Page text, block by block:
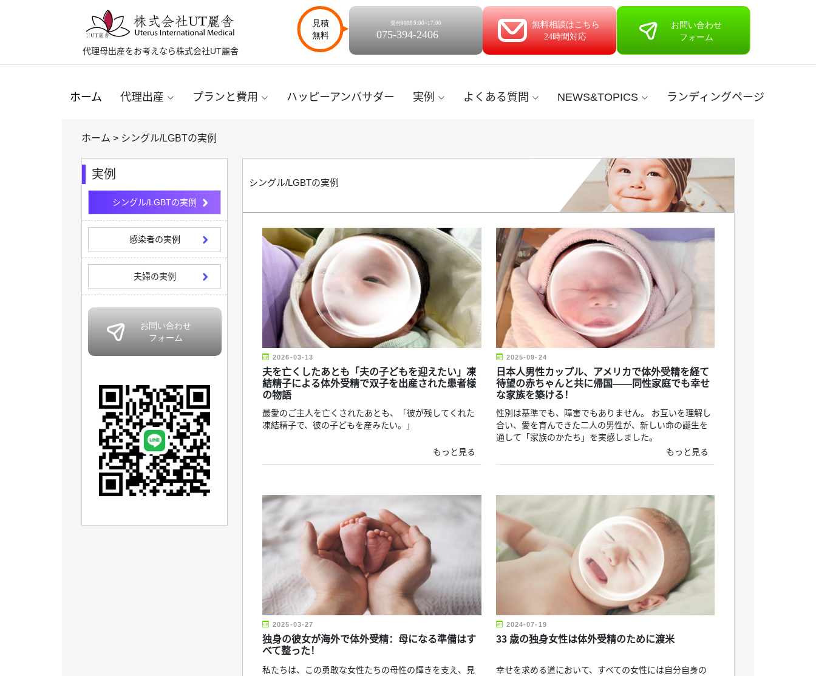
代理母出産をお考えなら株式会社UT麗舎
ホーム 代理出産 プランと費用 ハッピーアンバサダー 実例 よくある質問 NEWS&TOPICS ランディングページ
ホーム > シングル/LGBTの実例
実例
シングル/LGBTの実例
感染者の実例
夫婦の実例
シングル/LGBTの実例
2026-03-13
夫を亡くしたあとも「夫の子どもを迎えたい」凍
結精子による体外受精で双子を出産された患者様
の物語
最愛のご主人を亡くされたあとも、「彼が残してくれた
凍結精子で、彼の子どもを産みたい。」
もっと見る
2025-09-24
日本人男性カップル、アメリカで体外受精を経て
待望の赤ちゃんと共に帰国——同性家庭でも幸せ
な家族を築ける！
性別は基準でも、障害でもありません。 お互いを理解し
合い、愛を育んできた二人の男性が、新しい命の誕生を
通して「家族のかたち」を実感しました。
もっと見る
2025-03-27
独身の彼女が海外で体外受精：母になる準備はす
べて整った！
私たちは、この勇敢な女性たちの母性の輝きを支え、見
2024-07-19
33 歳の独身女性は体外受精のために渡米
幸せを求める道において、すべての女性には自分自身の